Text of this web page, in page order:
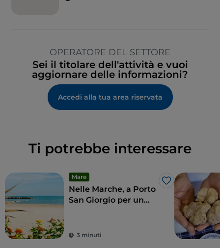
OPERATORE DEL SETTORE
Sei il titolare dell'attività e vuoi
aggiornare delle informazioni?
Accedi alla tua area riservata
Ti potrebbe interessare
Mare
Like
Nelle Marche, a Porto
San Giorgio per un
3 minuti